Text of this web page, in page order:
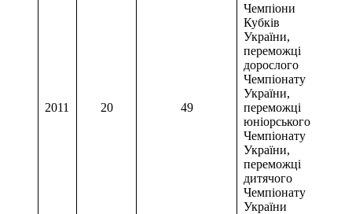
2011 20 49
Чемпіони
Кубків
України,
переможці
дорослого
Чемпіонату
України,
переможці
юніорського
Чемпіонату
України,
переможці
дитячого
Чемпіонату
України